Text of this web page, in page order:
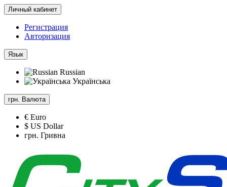
Личный кабинет
Регистрация
Авторизация
Язык
Russian
Українська
грн. Валюта
€ Euro
$ US Dollar
грн. Гривна